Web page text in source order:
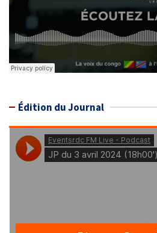
Édition du Journal